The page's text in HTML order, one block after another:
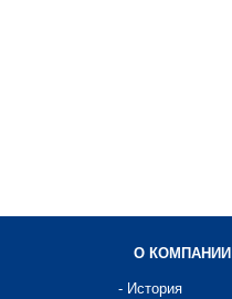
О КОМПАНИИ
- История